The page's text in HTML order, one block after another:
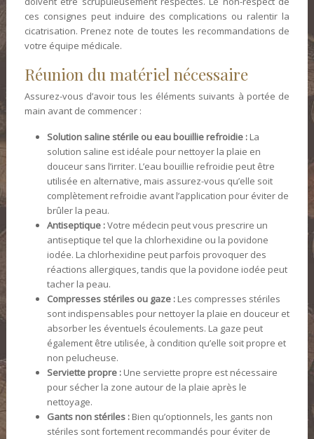
ces consignes peut induire des complications ou ralentir la
cicatrisation. Prenez note de toutes les recommandations de
votre équipe médicale.
Réunion du matériel nécessaire
Assurez-vous d’avoir tous les éléments suivants à portée de
main avant de commencer :
Solution saline stérile ou eau bouillie refroidie : La
solution saline est idéale pour nettoyer la plaie en
douceur sans l’irriter. L’eau bouillie refroidie peut être
utilisée en alternative, mais assurez-vous qu’elle soit
complètement refroidie avant l’application pour éviter de
brûler la peau.
Antiseptique :Votre médecin peut vous prescrire un
antiseptique tel que la chlorhexidine ou la povidone
iodée. La chlorhexidine peut parfois provoquer des
réactions allergiques, tandis que la povidone iodée peut
tacher la peau.
Compresses stériles ou gaze : Les compresses stériles
sont indispensables pour nettoyer la plaie en douceur et
absorber les éventuels écoulements. La gaze peut
également être utilisée, à condition qu’elle soit propre et
non pelucheuse.
Serviette propre : Une serviette propre est nécessaire
pour sécher la zone autour de la plaie après le
nettoyage.
Gants non stériles : Bien qu’optionnels, les gants non
stériles sont fortement recommandés pour éviter de